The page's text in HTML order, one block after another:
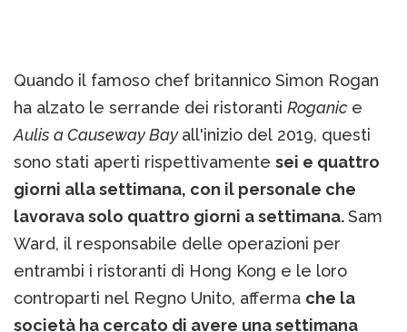
Quando il famoso chef britannico Simon Rogan
ha alzato le serrande dei ristoranti Roganic e
Aulis a Causeway Bayall'inizio del 2019, questi
sono stati aperti rispettivamente sei e quattro
giorni alla settimana, con il personale che
lavorava solo quattro giorni a settimana.Sam
Ward, il responsabile delle operazioni per
entrambi i ristoranti di Hong Kong e le loro
controparti nel Regno Unito, afferma che la
società ha cercato di avere una settimana